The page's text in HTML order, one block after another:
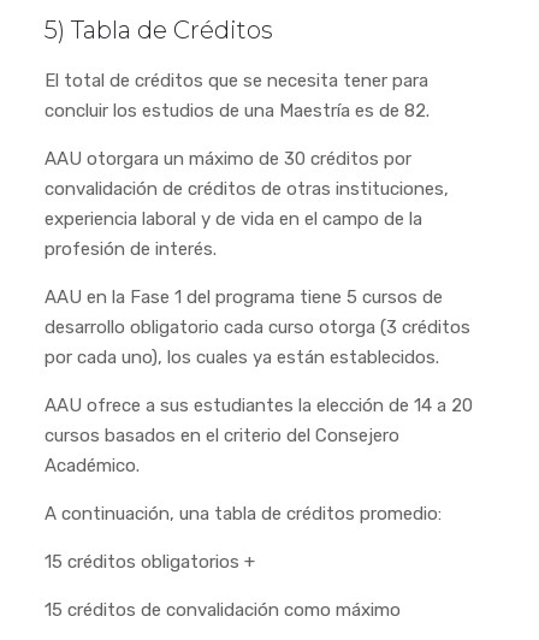
5) Tabla de Créditos
El total de créditos que se necesita tener para
concluir los estudios de una Maestría es de 82.
AAU otorgara un máximo de 30 créditos por
convalidación de créditos de otras instituciones,
experiencia laboral y de vida en el campo de la
profesión de interés.
AAU en la Fase 1 del programa tiene 5 cursos de
desarrollo obligatorio cada curso otorga (3 créditos
por cada uno), los cuales ya están establecidos.
AAU ofrece a sus estudiantes la elección de 14 a 20
cursos basados en el criterio del Consejero
Académico.
A continuación, una tabla de créditos promedio:
15 créditos obligatorios +
15 créditos de convalidación como máximo